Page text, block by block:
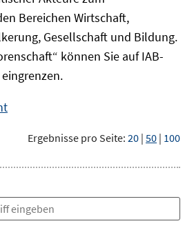
Bereichen Wirtschaft,
Gesellschaft und Bildung.
können Sie auf IAB-
Ergebnisse pro Seite: 20 | 50 | 100